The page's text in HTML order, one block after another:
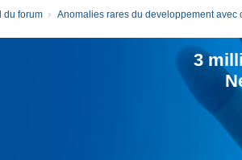
du forum Anomalies rares du developpement
3